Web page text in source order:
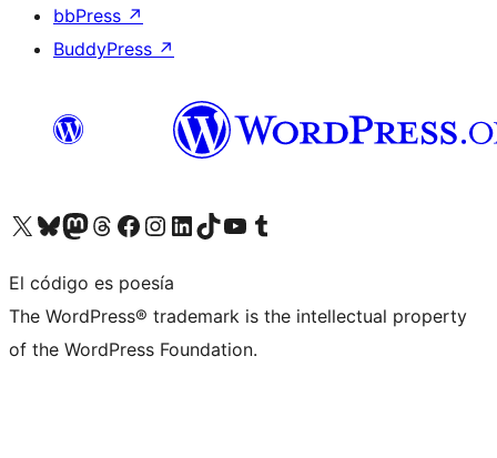
bbPress ↗
BuddyPress ↗
Visita nuestra cuenta de X (anteriormente Twitter)
Visita nuestra cuenta de Bluesky
Visita nuestra cuenta de Mastodon
Visita nuestra cuenta de Threads
Visita nuestra página de Facebook
Visita nuestra cuenta de Instagram
Visita nuestra cuenta de LinkedIn
Visita nuestra cuenta de TikTok
Visita nuestro canal de YouTube
Visita nuestra cuenta de Tumblr
El código es poesía
The WordPress® trademark is the intellectual property
of the WordPress Foundation.